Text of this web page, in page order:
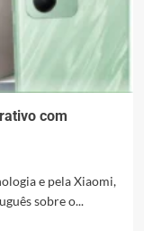
com
e pela Xiaomi,
sobre o...